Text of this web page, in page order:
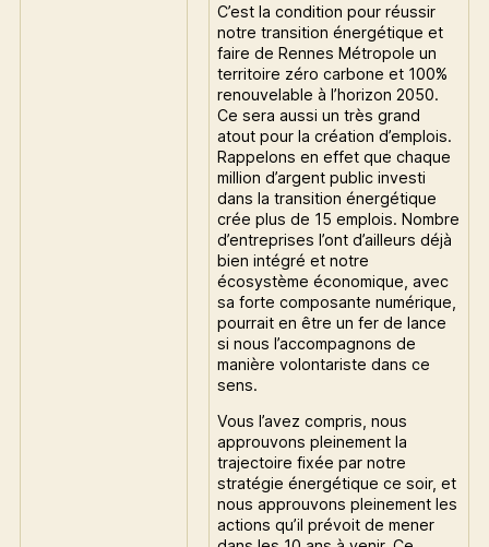
C’est la condition pour réussir
notre transition énergétique et
faire de Rennes Métropole un
territoire zéro carbone et 100%
renouvelable à l’horizon 2050.
Ce sera aussi un très grand
atout pour la création d’emplois.
Rappelons en effet que chaque
million d’argent public investi
dans la transition énergétique
crée plus de 15 emplois. Nombre
d’entreprises l’ont d’ailleurs déjà
bien intégré et notre
écosystème économique, avec
sa forte composante numérique,
pourrait en être un fer de lance
si nous l’accompagnons de
manière volontariste dans ce
sens.
Vous l’avez compris, nous
approuvons pleinement la
trajectoire fixée par notre
stratégie énergétique ce soir, et
nous approuvons pleinement les
actions qu’il prévoit de mener